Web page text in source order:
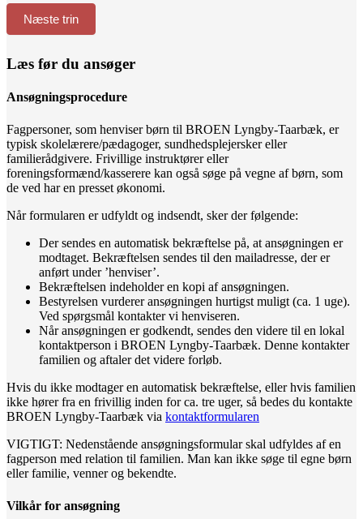
Næste trin
Læs før du ansøger
Ansøgningsprocedure
Fagpersoner, som henviser børn til BROEN Lyngby-Taarbæk, er
typisk skolelærere/pædagoger, sundhedsplejersker eller
familierådgivere. Frivillige instruktører eller
foreningsformænd/kasserere kan også søge på vegne af børn, som
de ved har en presset økonomi.
Når formularen er udfyldt og indsendt, sker der følgende:
Der sendes en automatisk bekræftelse på, at ansøgningen er
modtaget. Bekræftelsen sendes til den mailadresse, der er
anført under ’henviser’.
Bekræftelsen indeholder en kopi af ansøgningen.
Bestyrelsen vurderer ansøgningen hurtigst muligt (ca. 1 uge).
Ved spørgsmål kontakter vi henviseren.
Når ansøgningen er godkendt, sendes den videre til en lokal
kontaktperson i BROEN Lyngby-Taarbæk. Denne kontakter
familien og aftaler det videre forløb.
Hvis du ikke modtager en automatisk bekræftelse, eller hvis familien
ikke hører fra en frivillig inden for ca. tre uger, så bedes du kontakte
BROEN Lyngby-Taarbæk via kontaktformularen
VIGTIGT: Nedenstående ansøgningsformular skal udfyldes af en
fagperson med relation til familien. Man kan ikke søge til egne børn
eller familie, venner og bekendte.
Vilkår for ansøgning